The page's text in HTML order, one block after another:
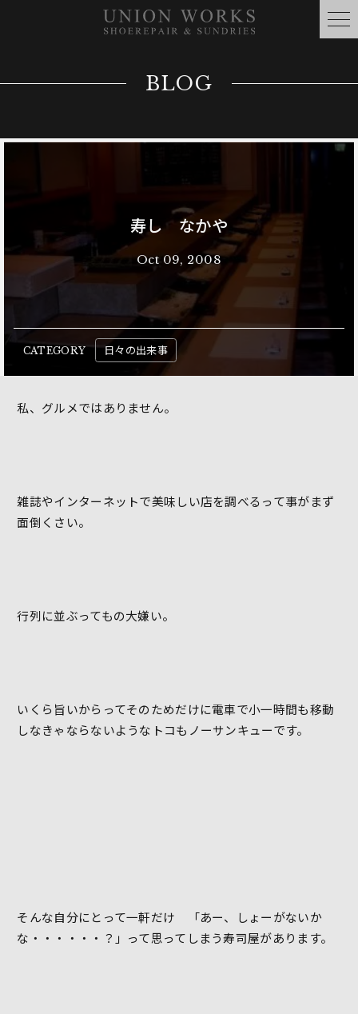
BLOG
寿し なかや
Oct 09, 2008
CATEGORY 日々の出来事
私、グルメではありません。
雑誌やインターネットで美味しい店を調べるって事がまず
面倒くさい。
行列に並ぶってもの大嫌い。
いくら旨いからってそのためだけに電車で小一時間も移動
しなきゃならないようなトコもノーサンキューです。
そんな自分にとって一軒だけ 「あー、しょーがないか
な・・・・・・？」って思ってしまう寿司屋があります。